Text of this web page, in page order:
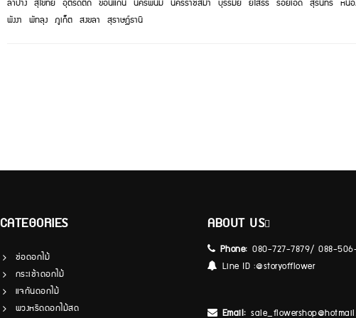
ลำปาง สุโขทัย อุตรดิตถ์ ขอนแก่น นครพนม นครราชสีมา บุรีรัมย์ ยโสธร ร้อยเอ็ด สุรินทร์ หน
พังงา พัทลุง ภูเก็ต สงขลา สุราษฏ์ธานี
CATEGORIES
ช่อดอกไม้
กระเช้าดอกไม้
แจกันดอกไม้
พวงหรีดดอกไม้สด
ABOUT US
Phone: 080-727-7879/ 088-
Line ID :@storyofflower
Email: